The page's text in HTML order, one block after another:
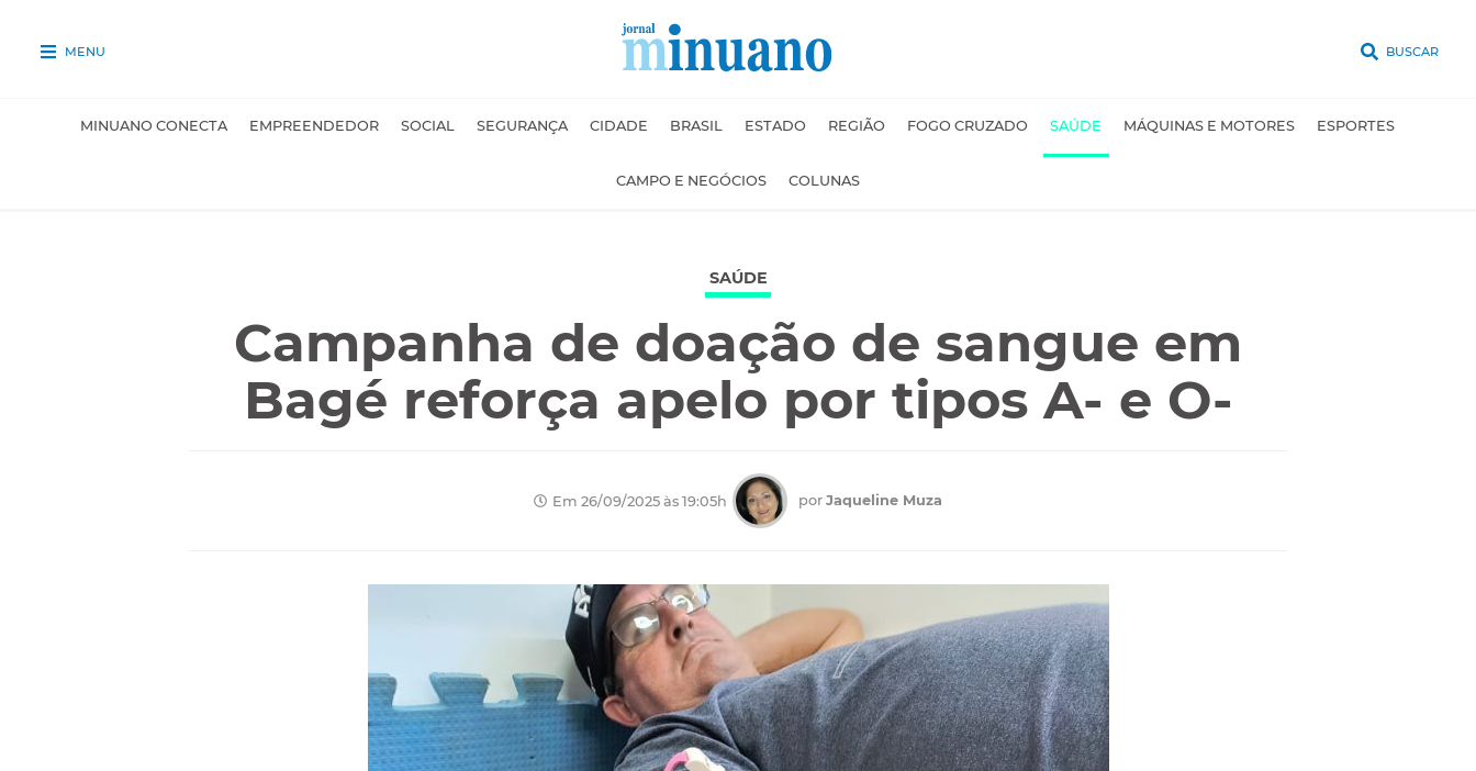
MENU BUSCAR
MINUANO CONECTA EMPREENDEDOR SOCIAL SEGURANÇA CIDADE BRASIL ESTADO REGIÃO FOGO CRUZADO SAÚDE MÁQUINAS E MOTORES ESPORTES
CAMPO E NEGÓCIOS COLUNAS
SAÚDE
Campanha de doação de sangue em
Bagé reforça apelo por tipos A- e O-
Em 26/09/2025 às 19:05h porJaqueline Muza